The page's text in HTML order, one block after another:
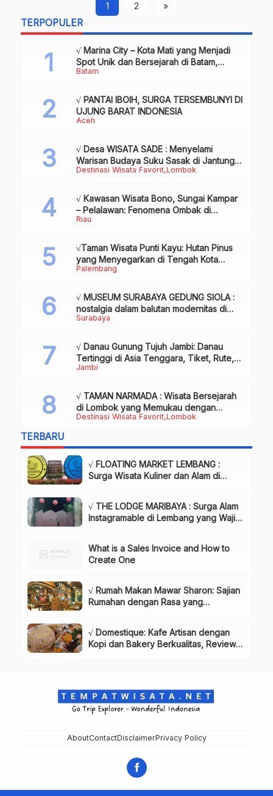
1
2 »
TERPOPULER
Batam
√ Marina City – Kota Mati yang Menjadi
Spot Unik dan Bersejarah di Batam,
Review & Info
Aceh
√ PANTAI IBOIH, SURGA TERSEMBUNYI DI
UJUNG BARAT INDONESIA
Destinasi Wisata Favorit Lombok
√ Desa WISATA SADE : Menyelami
Warisan Budaya Suku Sasak di Jantung
Lombok
Riau
√ Kawasan Wisata Bono, Sungai Kampar
– Pelalawan: Fenomena Ombak di
Tengah Sungai yang Mendunia, Review
Palembang
√Taman Wisata Punti Kayu: Hutan Pinus
yang Menyegarkan di Tengah Kota
Palembang
Surabaya
√ MUSEUM SURABAYA GEDUNG SIOLA :
nostalgia dalam balutan modernitas di
tengah kota pahlawan, Review & Info
Jambi
√ Danau Gunung Tujuh Jambi: Danau
Tertinggi di Asia Tenggara, Tiket, Rute,
Daya Tarik & Tips Lengkap
Destinasi Wisata Favorit Lombok
√ TAMAN NARMADA : Wisata Bersejarah
di Lombok yang Memukau dengan
Keindahan Alam & Budaya
TERBARU
√ FLOATING MARKET LEMBANG :
Surga Wisata Kuliner dan Alam di
√ THE LODGE MARIBAYA : Surga Alam
Instagramable di Lembang yang Wajib
What is a Sales Invoice and How to
Create One
√ Rumah Makan Mawar Sharon: Sajian
Rumahan dengan Rasa yang
√ Domestique: Kafe Artisan dengan
Kopi dan Bakery Berkualitas, Review
AboutContactDisclaimerPrivacy Policy